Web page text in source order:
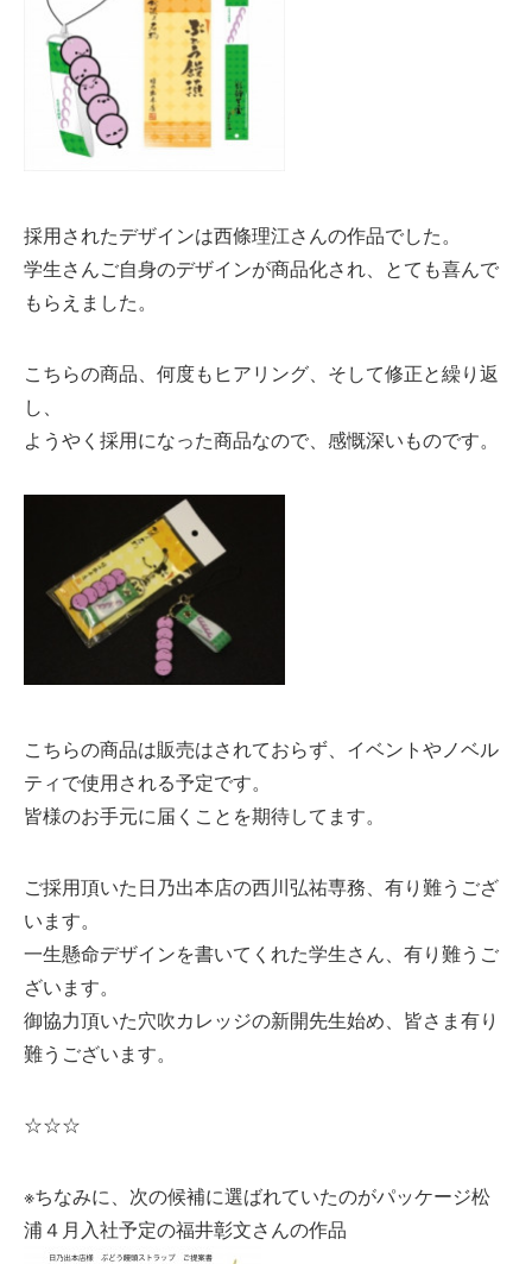
採用されたデザインは西條理江さんの作品でした。
学生さんご自身のデザインが商品化され、とても喜んで
もらえました。
こちらの商品、何度もヒアリング、そして修正と繰り返
し、
ようやく採用になった商品なので、感慨深いものです。
こちらの商品は販売はされておらず、イベントやノベル
ティで使用される予定です。
皆様のお手元に届くことを期待してます。
ご採用頂いた日乃出本店の西川弘祐専務、有り難うござ
います。
一生懸命デザインを書いてくれた学生さん、有り難うご
ざいます。
御協力頂いた穴吹カレッジの新開先生始め、皆さま有り
難うございます。
☆☆☆
※ちなみに、次の候補に選ばれていたのがパッケージ松
浦４月入社予定の福井彰文さんの作品